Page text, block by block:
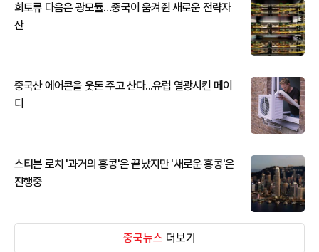
희토류 다음은 광모듈…중국이 움켜쥔 새로운 전략자
산
중국산 에어콘을 웃돈 주고 산다...유럽 열광시킨 메이
디
스티븐 로치 '과거의 홍콩'은 끝났지만 '새로운 홍콩'은
진행중
중국뉴스 더보기